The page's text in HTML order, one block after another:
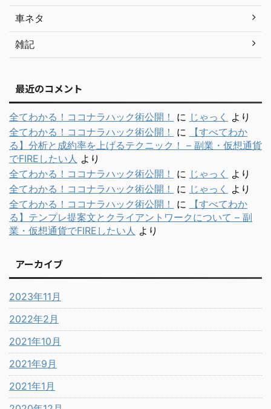
車ネタ
雑記
最近のコメント
全てわかる！ココナラハック術公開！ に じゃっく
より
全てわかる！ココナラハック術公開！
に
【すべてわか
る】分析と成約率を上げるテクニック！ – 副業・仮想通貨
でFIREしたい人 より
全てわかる！ココナラハック術公開！
に じゃっく
より
全てわかる！ココナラハック術公開！
に じゃっく
より
全てわかる！ココナラハック術公開！
に
【すべてわか
る】テンプレ提案文とクライアントワークについて – 副
業・仮想通貨でFIREしたい人 より
アーカイブ
2023年11月
2022年2月
2021年10月
2021年9月
2021年1月